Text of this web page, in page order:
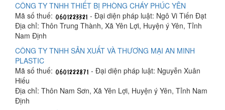
CÔNG TY TNHH THIẾT BỊ PHÒNG CHÁY PHÚC YÊN
Mã số thuế:
- Đại diện pháp luật: Ngô Vi Tiến Đạt
Địa chỉ: Thôn Trung Thành, Xã Yên Lợi, Huyện ý Yên, Tỉnh
Nam Định
CÔNG TY TNHH SẢN XUẤT VÀ THƯƠNG MẠI AN MINH
PLASTIC
Mã số thuế:
- Đại diện pháp luật: Nguyễn Xuân
Hiếu
Địa chỉ: Thôn Nam Sơn, Xã Yên Lợi, Huyện ý Yên, Tỉnh Nam
Định